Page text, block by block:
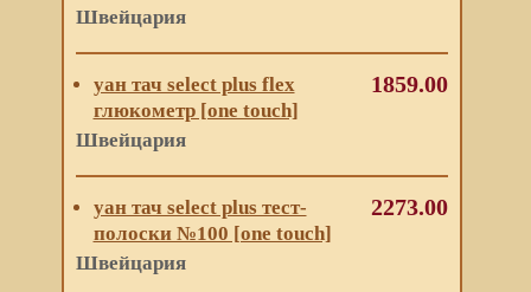
Швейцария
уан тач select plus flex
глюкометр [one touch]
Швейцария
1859.00
уан тач select plus тест-
полоски №100 [one touch]
Швейцария
2273.00